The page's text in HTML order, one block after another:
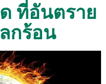
ที่อันตราย
กร้อน